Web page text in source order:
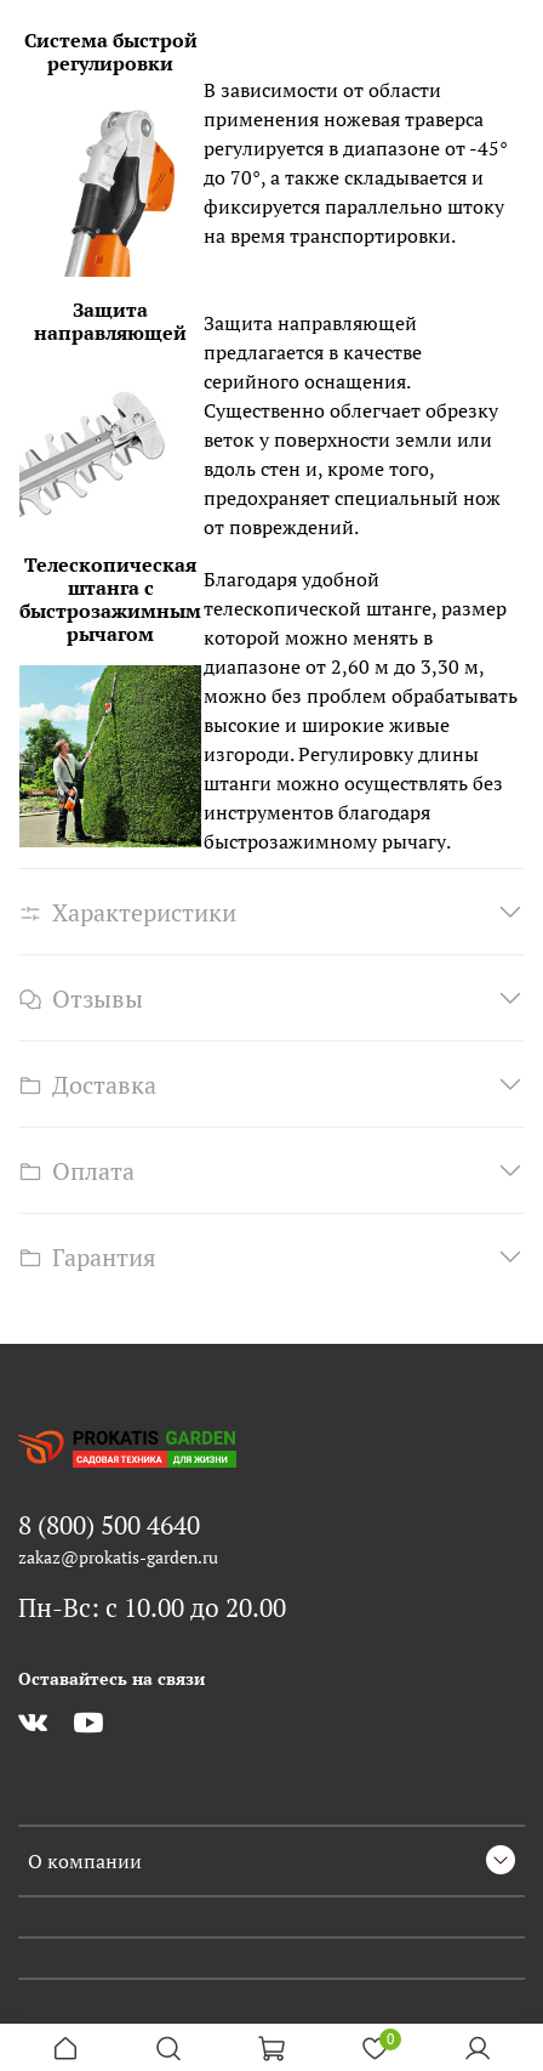
Система быстрой
регулировки
В зависимости от области
применения ножевая траверса
регулируется в диапазоне от -45°
до 70°, а также складывается и
фиксируется параллельно штоку
на время транспортировки.
Защита
направляющей
Защита направляющей
предлагается в качестве
серийного оснащения.
Существенно облегчает обрезку
веток у поверхности земли или
вдоль стен и, кроме того,
предохраняет специальный нож
от повреждений.
Телескопическая
штанга с
быстрозажимным
рычагом
Благодаря удобной
телескопической штанге, размер
которой можно менять в
диапазоне от 2,60 м до 3,30 м,
можно без проблем обрабатывать
высокие и широкие живые
изгороди. Регулировку длины
штанги можно осуществлять без
инструментов благодаря
быстрозажимному рычагу.
Характеристики
Отзывы
Доставка
Оплата
Гарантия
О компании
8 (800) 500 4640
zakaz@prokatis-garden.ru
Пн-Вс: с 10.00 до 20.00
Оставайтесь на связи
0